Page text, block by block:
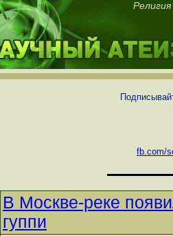
Религия
fb.com/
В Москве-реке
гуппи